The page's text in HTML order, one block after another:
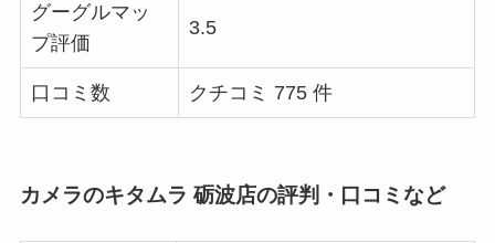
グーグルマッ
プ評価
3.5
口コミ数 クチコミ 775 件
カメラのキタムラ 砺波店の評判・口コミなど